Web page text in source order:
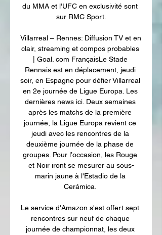
du MMA et l'UFC en exclusivité sont
sur RMC Sport.
Villarreal – Rennes: Diffusion TV et en
clair, streaming et compos probables
| Goal. com FrançaisLe Stade
Rennais est en déplacement, jeudi
soir, en Espagne pour défier Villarreal
en 2e journée de Ligue Europa. Les
dernières news ici. Deux semaines
après les matchs de la première
journée, la Ligue Europa revient ce
jeudi avec les rencontres de la
deuxième journée de la phase de
groupes. Pour l’occasion, les Rouge
et Noir iront se mesurer au sous-
marin jaune à l'Estadio de la
Cerámica.
Le service d'Amazon s'est offert sept
rencontres sur neuf de chaque
journée de championnat, les deux